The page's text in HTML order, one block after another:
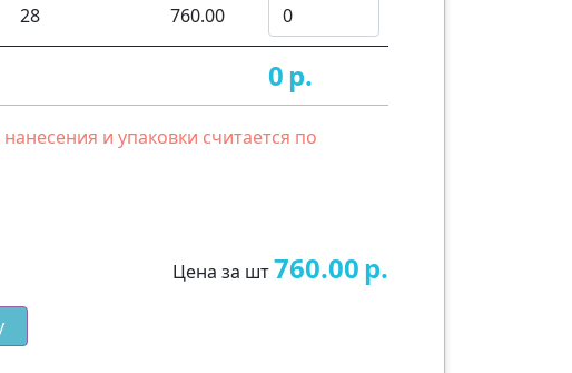
28 760.00
0р.
и упаковки считается по
Цена за шт760.00р.